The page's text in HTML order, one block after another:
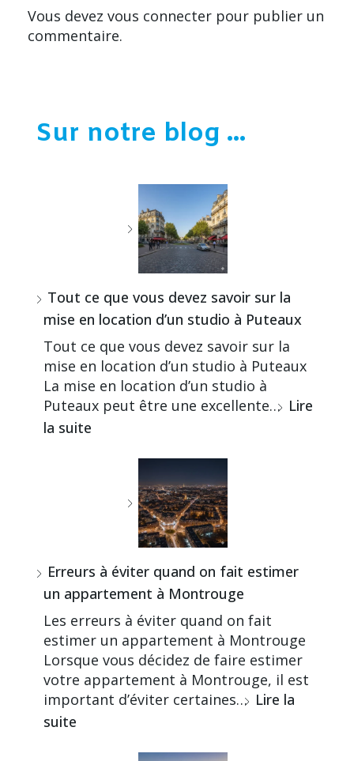
Vous devez vous connecter pour publier un
commentaire.
Sur notre blog ...
Tout ce que vous devez savoir sur la
mise en location d’un studio à Puteaux
Tout ce que vous devez savoir sur la
mise en location d’un studio à Puteaux
La mise en location d’un studio à
Puteaux peut être une excellente… Lire
la suite
Erreurs à éviter quand on fait estimer
un appartement à Montrouge
Les erreurs à éviter quand on fait
estimer un appartement à Montrouge
Lorsque vous décidez de faire estimer
votre appartement à Montrouge, il est
important d’éviter certaines… Lire la
suite